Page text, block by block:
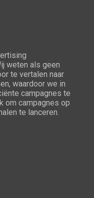
weten als geen
te vertalen naar
waardoor we in
campagnes te
om campagnes op
te lanceren.